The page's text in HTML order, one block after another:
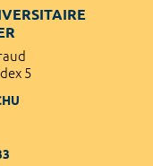
5